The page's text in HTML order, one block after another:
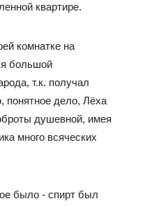
квартире.
комнатке на
большой
т.к. получал
понятное дело, Лёха
душевной, имея
много всяческих
было - спирт был